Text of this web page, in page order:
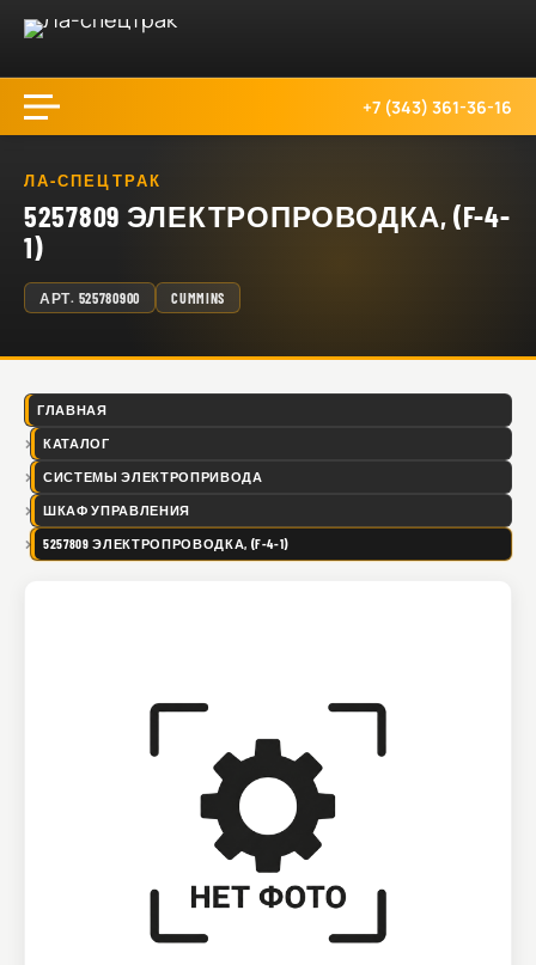
+7 (343) 361-36-16
ЛА-СПЕЦТРАК
5257809 ЭЛЕКТРОПРОВОДКА, (F-4-
1)
АРТ. 525780900 CUMMINS
ГЛАВНАЯ
КАТАЛОГ
СИСТЕМЫ ЭЛЕКТРОПРИВОДА
ШКАФ УПРАВЛЕНИЯ
5257809 ЭЛЕКТРОПРОВОДКА, (F-4-1)